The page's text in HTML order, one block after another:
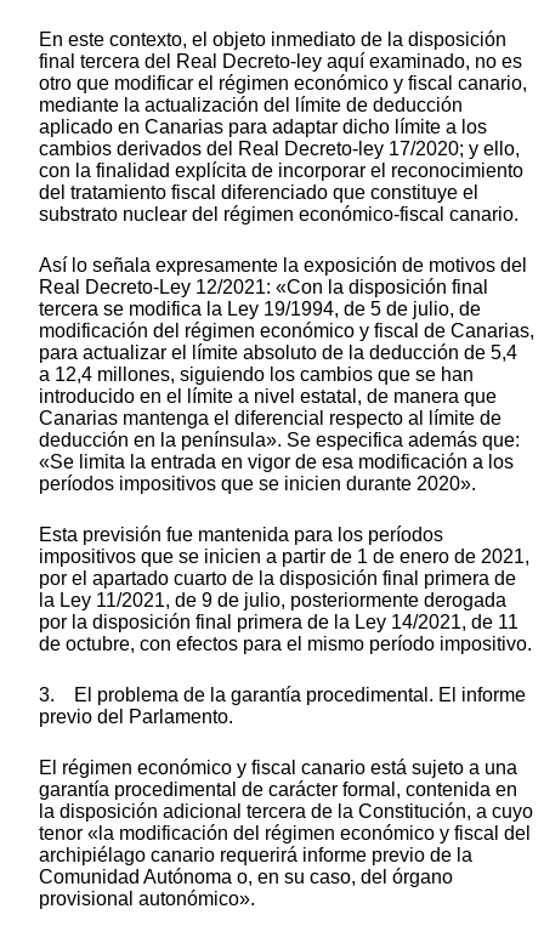
En este contexto, el objeto inmediato de la disposición
final tercera del Real Decreto-ley aquí examinado, no es
otro que modificar el régimen económico y fiscal canario,
mediante la actualización del límite de deducción
aplicado en Canarias para adaptar dicho límite a los
cambios derivados del Real Decreto-ley 17/2020; y ello,
con la finalidad explícita de incorporar el reconocimiento
del tratamiento fiscal diferenciado que constituye el
substrato nuclear del régimen económico-fiscal canario.
Así lo señala expresamente la exposición de motivos del
Real Decreto-Ley 12/2021: «Con la disposición final
tercera se modifica la Ley 19/1994, de 5 de julio, de
modificación del régimen económico y fiscal de Canarias,
para actualizar el límite absoluto de la deducción de 5,4
a 12,4 millones, siguiendo los cambios que se han
introducido en el límite a nivel estatal, de manera que
Canarias mantenga el diferencial respecto al límite de
deducción en la península». Se especifica además que:
«Se limita la entrada en vigor de esa modificación a los
períodos impositivos que se inicien durante 2020».
Esta previsión fue mantenida para los períodos
impositivos que se inicien a partir de 1 de enero de 2021,
por el apartado cuarto de la disposición final primera de
la Ley 11/2021, de 9 de julio, posteriormente derogada
por la disposición final primera de la Ley 14/2021, de 11
de octubre, con efectos para el mismo período impositivo.
3. El problema de la garantía procedimental. El informe
previo del Parlamento.
El régimen económico y fiscal canario está sujeto a una
garantía procedimental de carácter formal, contenida en
la disposición adicional tercera de la Constitución, a cuyo
tenor «la modificación del régimen económico y fiscal del
archipiélago canario requerirá informe previo de la
Comunidad Autónoma o, en su caso, del órgano
provisional autonómico».